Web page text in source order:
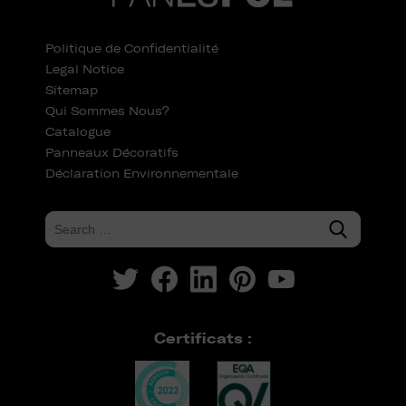
Politique de Confidentialité
Legal Notice
Sitemap
Qui Sommes Nous?
Catalogue
Panneaux Décoratifs
Déclaration Environnementale
Certificats :